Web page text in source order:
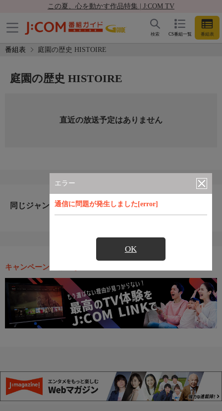
この夏、心を動かす作品特集 | J:COM TV
CS番組一覧 番組表
検索
番組表 庭園の歴史 HISTOIRE
エラー
通信に問題が発生しました[error]
OK
庭園の歴史 HISTOIRE
直近の放送予定はありません
同じジャンルのおすすめ番組
キャンペーン・お得な情報